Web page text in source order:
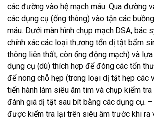
các đường vào hệ mạch máu. Qua đường
các dụng cụ (ống thông) vào tận các
máu. Dưới màn hình chụp mạch DSA, bác
chính xác các loại thương tổn dị tật bẩm
thông liên thất, còn ống động mạch) và
dụng cụ (dù) thích hợp để đóng các tổn
để nong chỗ hẹp (trong loại dị tật hẹp các
tiến hành làm siêu âm tim và chụp kiểm
đánh giá dị tật sau bít bằng các dụng cụ. –
được kiểm tra lại trên siêu âm trước khi ra